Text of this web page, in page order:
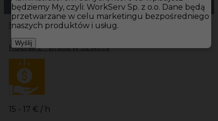
Hotistin Oferty pracyKuchnia Strömstad
Kucharz - praca w Szwecji
15 - 17 € / h
będziemy My, czyli: WorkServ Sp. z o.o. Dane będą
przetwarzane w celu marketingu bezpośredniego
naszych produktów i usług.
Wyślij